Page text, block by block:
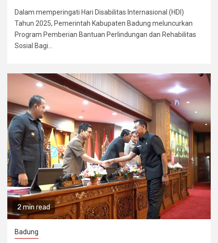
Dalam memperingati Hari Disabilitas Internasional (HDI)
Tahun 2025, Pemerintah Kabupaten Badung meluncurkan
Program Pemberian Bantuan Perlindungan dan Rehabilitas
Sosial Bagi...
2 min read
Badung